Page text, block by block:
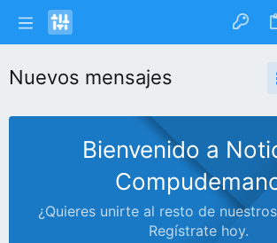
Nuevos mensajes
Bienvenido a
¿Quieres unirte al resto de
Regístrate hoy.